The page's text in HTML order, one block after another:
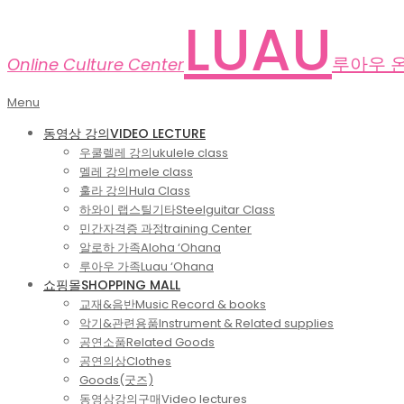
Online Culture Center LUAU 루아우
Primary
Menu
Menu
동영상 강의VIDEO LECTURE
우쿨렐레 강의ukulele class
멜레 강의mele class
훌라 강의Hula Class
하와이 랩스틸기타Steelguitar Class
민간자격증 과정training Center
알로하 가족Aloha ‘Ohana
루아우 가족Luau ‘Ohana
쇼핑몰SHOPPING MALL
교재&음반Music Record & books
악기&관련용품Instrument & Related supplies
공연소품Related Goods
공연의상Clothes
Goods(굿즈)
동영상강의구매Video lectures